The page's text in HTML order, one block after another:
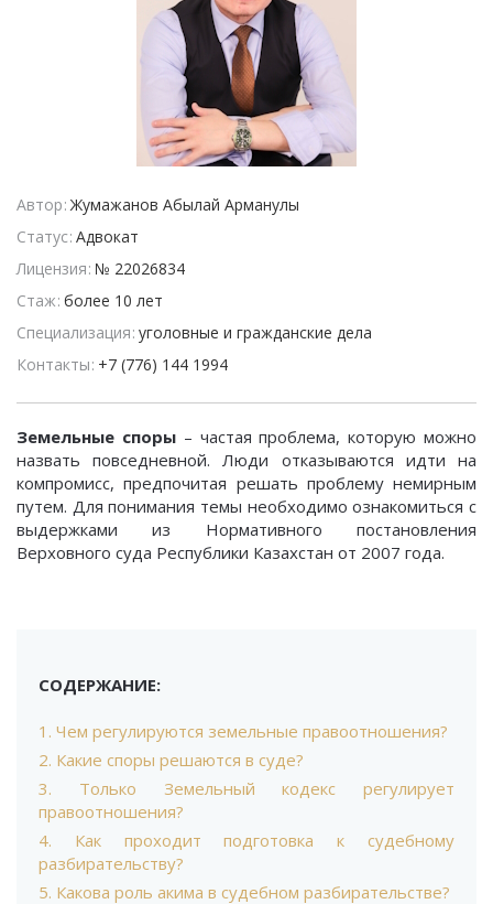
Автор Жумажанов Абылай Арманулы
Статус Адвокат
Лицензия № 22026834
Стаж более 10 лет
Специализация уголовные и гражданские дела
Контакты +7 (776) 144 1994
Земельные споры– частая проблема, которую можно
назвать повседневной. Люди отказываются идти на
компромисс, предпочитая решать проблему немирным
путем. Для понимания темы необходимо ознакомиться с
выдержками из Нормативного постановления
Верховного суда Республики Казахстан от 2007 года.
СОДЕРЖАНИЕ:
1. Чем регулируются земельные правоотношения?
2. Какие споры решаются в суде?
3. Только Земельный кодекс регулирует
правоотношения?
4. Как проходит подготовка к судебному
разбирательству?
5. Какова роль акима в судебном разбирательстве?